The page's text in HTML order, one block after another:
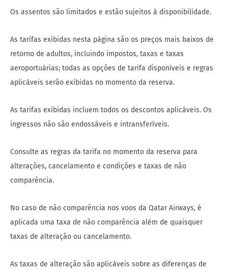
Os assentos são limitados e estão sujeitos à disponibilidade.
As tarifas exibidas nesta página são os preços mais baixos de
retorno de adultos, incluindo impostos, taxas e taxas
aeroportuárias; todas as opções de tarifa disponíveis e regras
aplicáveis ​​serão exibidas no momento da reserva.
As tarifas exibidas incluem todos os descontos aplicáveis. Os
ingressos não são endossáveis ​​e intransferíveis.
Consulte as regras da tarifa no momento da reserva para
alterações, cancelamento e condições e taxas de não
comparência.
No caso de não comparência nos voos da Qatar Airways, é
aplicada uma taxa de não comparência além de quaisquer
taxas de alteração ou cancelamento.
As taxas de alteração são aplicáveis ​​sobre as diferenças de